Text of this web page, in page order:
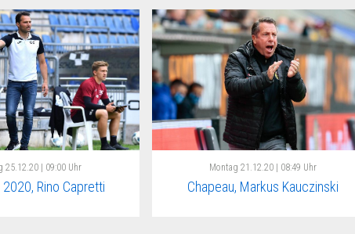
25.12.20 | 09:00 Uhr
2020, Rino Capretti
Montag 21.12.20 | 08:49 Uhr
Chapeau, Markus Kauczinski